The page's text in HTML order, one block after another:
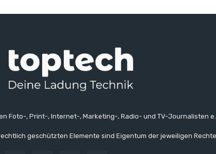
Foto-, Print-, Internet-, Marketing-, Radio- und TV-Journalisten e.
geschützten Elemente sind Eigentum der jeweiligen